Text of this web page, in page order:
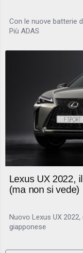
Con le nuove batterie
Più ADAS
Lexus UX 2022,
(ma non si vede)
Nuovo Lexus UX
giapponese